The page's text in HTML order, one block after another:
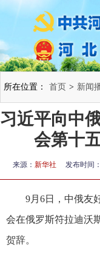
所在位置： 首页 > 新闻
习近平向中
会第十
来源： 新华社 发布时间：
9月6日，中俄友
会在俄罗斯符拉迪沃
贺辞。